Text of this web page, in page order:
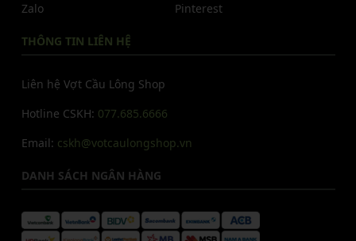
Zalo
Pinterest
THÔNG TIN LIÊN HỆ
Liên hệ Vợt Cầu Lông Shop
Hotline CSKH: 077.685.6666
Email: cskh@votcaulongshop.vn
DANH SÁCH NGÂN HÀNG